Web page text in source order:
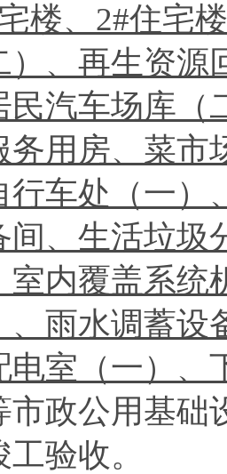
楼、2#住宅楼
）、再生资源
民汽车场库
务用房、菜市
行车处（一）
间、生活垃圾
室内覆盖系统
、雨水调蓄设
电室（一）
市政公用基础
验收。